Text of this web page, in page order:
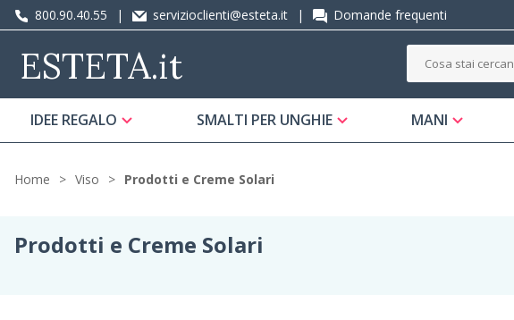
800.90.40.55 | servizioclienti@esteta.it | Domande frequenti
ESTETA.it
IDEE REGALO SMALTI PER UNGHIE MANI
Home Viso Prodotti e Creme Solari
Prodotti e Creme Solari